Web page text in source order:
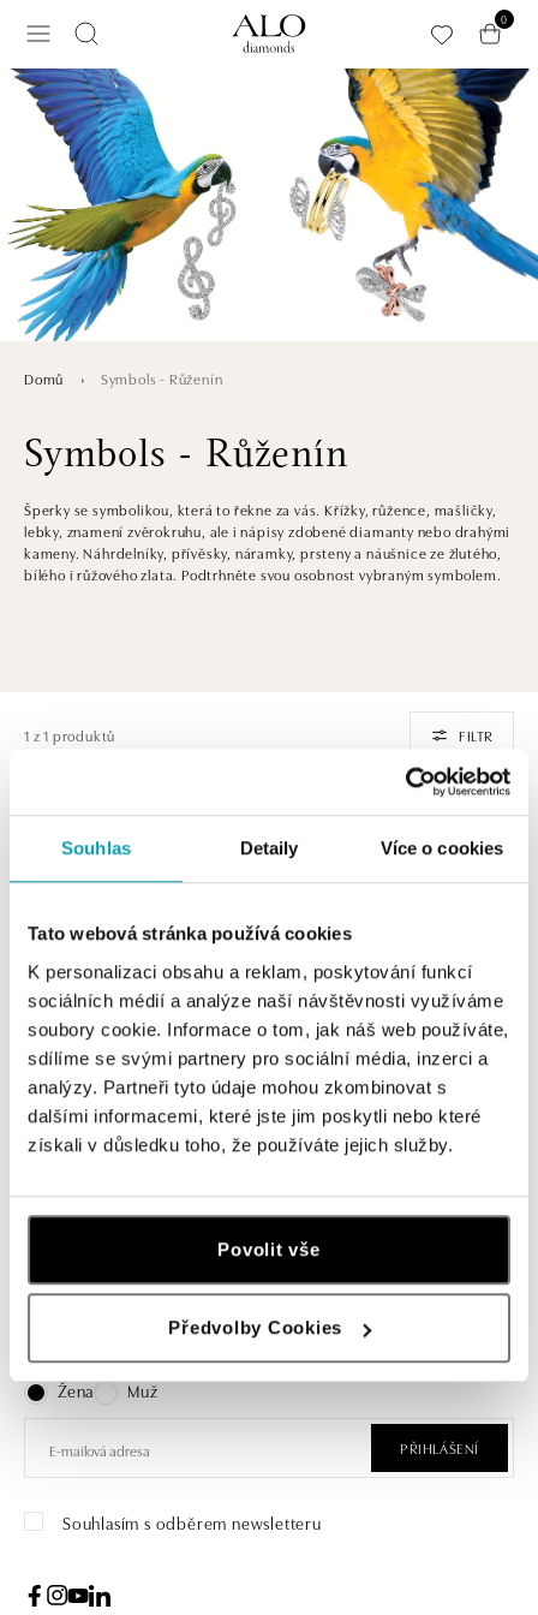
Souhlas Detaily Více o cookies
Tato webová stránka používá cookies
K personalizaci obsahu a reklam, poskytování funkcí
sociálních médií a analýze naší návštěvnosti využíváme
soubory cookie. Informace o tom, jak náš web používáte,
sdílíme se svými partnery pro sociální média, inzerci a
analýzy. Partneři tyto údaje mohou zkombinovat s
dalšími informacemi, které jste jim poskytli nebo které
získali v důsledku toho, že používáte jejich služby.
Povolit vše
Předvolby Cookies
0
Domů Symbols - Růženín
Symbols - Růženín
Šperky se symbolikou, která to řekne za vás. Křížky, růžence, mašličky,
lebky, znamení zvěrokruhu, ale i nápisy zdobené diamanty nebo drahými
kameny. Náhrdelníky, přívěsky, náramky, prsteny a náušnice ze žlutého,
bílého i růžového zlata. Podtrhněte svou osobnost vybraným symbolem.
1 z 1 produktů FILTR
ALO
Náhrdelník s růženínem a diamanty
Abstracted Affinity
od 36 861 Kč
Přihlášení k odběru newsletteru
Objevte nejnovější kolekce, novinky a exkluzivní produkty.
Žena
Muž
PŘIHLÁŠENÍ
Souhlasím s odběrem newsletteru